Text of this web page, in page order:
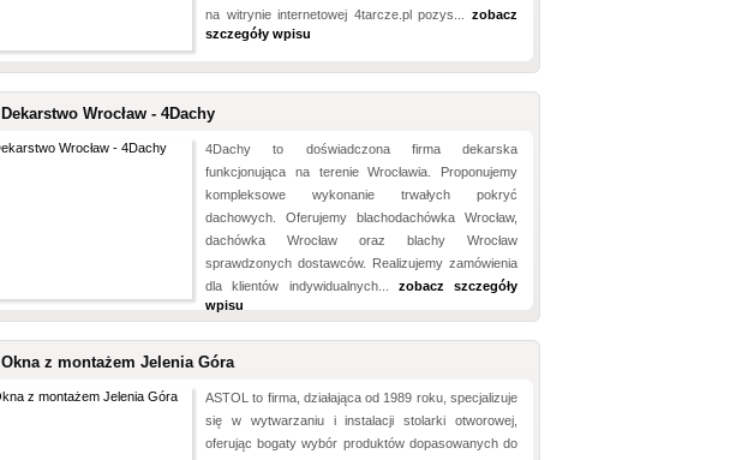
na witrynie internetowej 4tarcze.pl pozys... zobacz
szczegóły wpisu
Dekarstwo Wrocław - 4Dachy
4Dachy to doświadczona firma dekarska
funkcjonująca na terenie Wrocławia. Proponujemy
kompleksowe wykonanie trwałych pokryć
dachowych. Oferujemy blachodachówka Wrocław,
dachówka Wrocław oraz blachy Wrocław
sprawdzonych dostawców. Realizujemy zamówienia
dla klientów indywidualnych... zobacz szczegóły
wpisu
Okna z montażem Jelenia Góra
ASTOL to firma, działająca od 1989 roku, specjalizuje
się w wytwarzaniu i instalacji stolarki otworowej,
oferując bogaty wybór produktów dopasowanych do